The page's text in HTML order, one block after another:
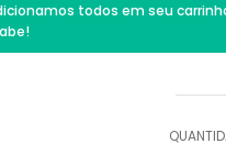
todos em seu